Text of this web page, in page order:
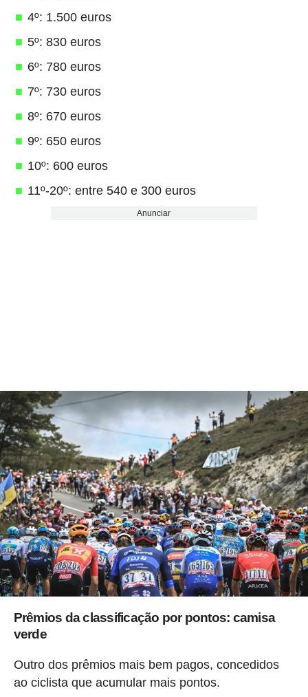
4º: 1.500 euros
5º: 830 euros
6º: 780 euros
7º: 730 euros
8º: 670 euros
9º: 650 euros
10º: 600 euros
11º-20º: entre 540 e 300 euros
Anunciar
Prêmios da classificação por pontos: camisa
verde
Outro dos prêmios mais bem pagos, concedidos
ao ciclista que acumular mais pontos.